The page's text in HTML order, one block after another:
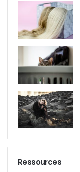
Ressources